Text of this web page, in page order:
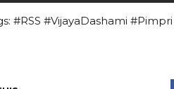
#RSS #VijayaDashami